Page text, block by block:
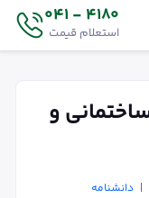
4180 - 041
استعلام قیمت
و
دانشنامه